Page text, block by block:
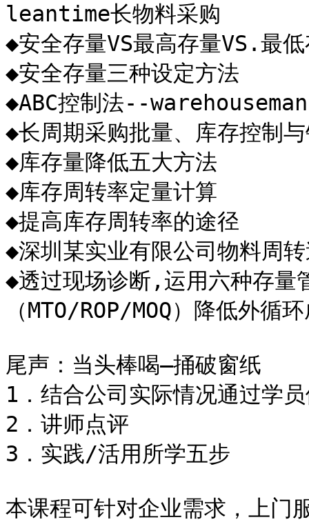
leantime长物料采购
◆安全存量VS最高存量VS.最
◆安全存量三种设定方法
◆ABC控制法--
◆长周期采购批量、库存控制
◆库存量降低五大方法
◆库存周转率定量计算
◆提高库存周转率的途径
◆深圳某实业有限公司物料周
◆透过现场诊断,运用六种存量
（MTO/ROP/MOQ）降低外循
尾声：当头棒喝—捅破窗纸
1．结合公司实际情况通过学
2．讲师点评
3．实践/活用所学五步
本课程可针对企业需求，上门